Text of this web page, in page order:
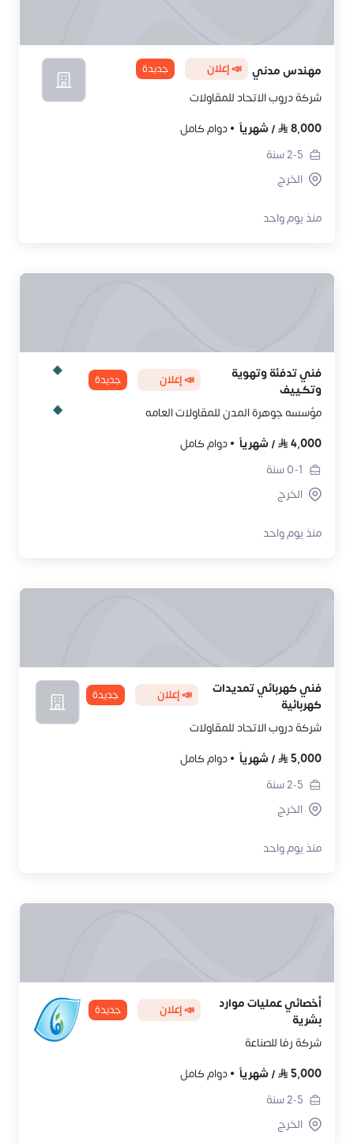
مهندس مدني 📣 إعلان جديدة
شركة دروب الاتحاد للمقاولات
8,000
/ شهرياً
دوام كامل
2-5سنة
الخرج
منذ يوم واحد
فني تدفئة وتهوية
وتكييف
📣 إعلان جديدة
مؤسسه جوهرة المدن للمقاولات العامه
4,000
/ شهرياً
دوام كامل
0-1سنة
الخرج
منذ يوم واحد
فني كهربائي تمديدات
كهربائية
📣 إعلان جديدة
شركة دروب الاتحاد للمقاولات
5,000
/ شهرياً
دوام كامل
2-5سنة
الخرج
منذ يوم واحد
أخصائي عمليات موارد
بشرية
📣 إعلان جديدة
شركة رفا للصناعة
5,000
/ شهرياً
دوام كامل
2-5سنة
الخرج